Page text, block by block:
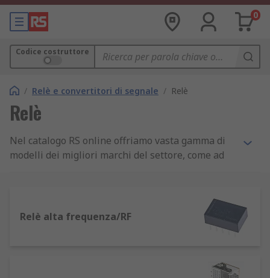
0
Codice costruttore
/ Relè e convertitori di segnale / Relè
Relè
Nel catalogo RS online offriamo vasta gamma di
modelli dei migliori marchi del settore, come ad
Cos'è un relè
e, grazie alla loro struttura, possono spegnere o
Relè alta frequenza/RF